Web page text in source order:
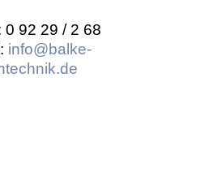
0 92 29 / 2 68
info@balke-